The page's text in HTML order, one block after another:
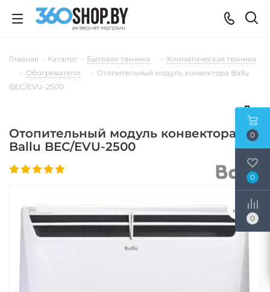
Главная - Каталог - Бытовая техника - Климатическая техника
- Обогреватели - Отопительный модуль конвектора Ballu
BEC/EVU-2500
Отопительный модуль конвектора
Ballu BEC/EVU-2500
0
0
0